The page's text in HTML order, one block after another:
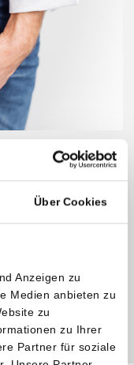
Über Cookies
Anzeigen zu
Medien anbieten zu
zu
zu Ihrer
Partner für soziale